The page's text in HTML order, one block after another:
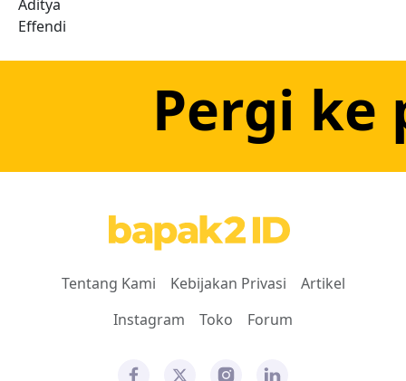
Pergi ke
Tentang Kami Kebijakan Privasi
Artikel
Instagram
Toko Forum